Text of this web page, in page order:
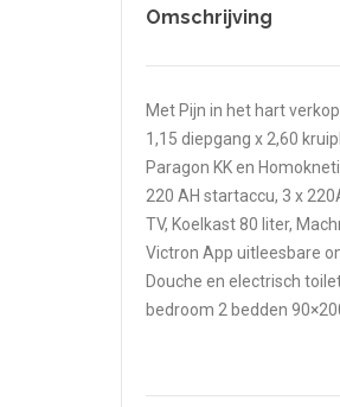
Omschrijving
Met Pijn in het hart
1,15 diepgang x 2,60
Paragon KK en
220 AH startaccu, 3 x
TV, Koelkast 80 liter,
Victron App uitleesbare
Douche en electrisch
bedroom 2 bedden